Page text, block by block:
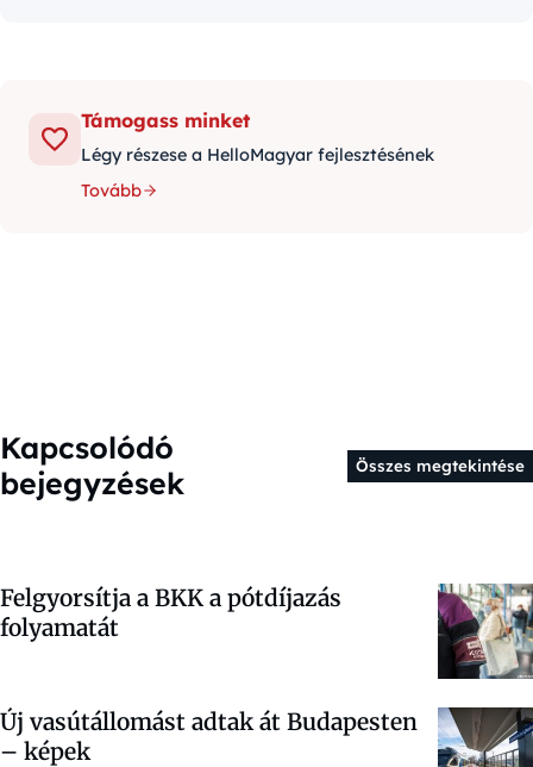
Támogass minket
Légy részese a HelloMagyar fejlesztésének
Tovább
Kapcsolódó
bejegyzések
Összes megtekintése
Felgyorsítja a BKK a pótdíjazás
folyamatát
Új vasútállomást adtak át Budapesten
– képek